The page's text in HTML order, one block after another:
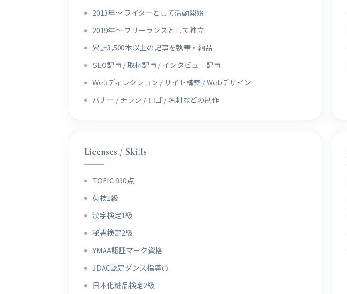
2013年〜 ライターとして活動開始
2019年〜 フリーランスとして独立
累計3,500本以上の記事を執筆・納品
SEO記事 / 取材記事 / インタビュー記事
Webディレクション / サイト構築 / Webデザイン
バナー / チラシ / ロゴ / 名刺などの制作
Licenses / Skills
TOEIC 930点
英検1級
漢字検定1級
秘書検定2級
YMAA認証マーク資格
JDAC認定ダンス指導員
日本化粧品検定2級